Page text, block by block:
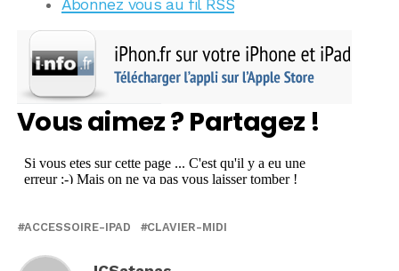
Abonnez vous au fil RSS
Vous aimez ? Partagez !
ACCESSOIRE-IPAD CLAVIER-MIDI